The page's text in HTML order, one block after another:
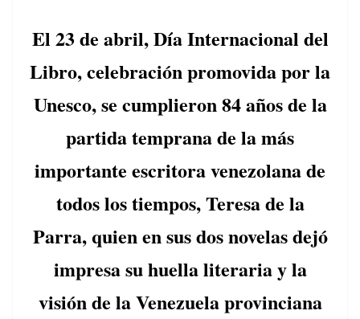
k
El 23 de abril, Día Internacional del
Libro, celebración promovida por la
Unesco, se cumplieron 84 años de la
partida temprana de la más
importante escritora venezolana de
todos los tiempos, Teresa de la
Parra, quien en sus dos novelas dejó
impresa su huella literaria y la
visión de la Venezuela provinciana